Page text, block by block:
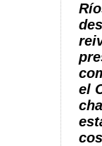
el